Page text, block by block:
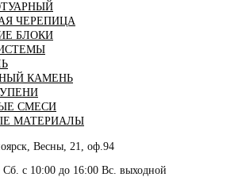
ЧЕРЕПИЦА
БЛОКИ
КАМЕНЬ
СМЕСИ
МАТЕРИАЛЫ
Весны, 21, оф.94
с 10:00 до 16:00 Вс. выходной